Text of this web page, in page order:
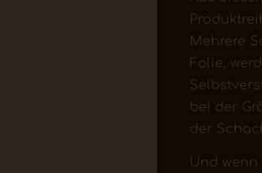
Mehrere
Folie,
bei der
der
Und